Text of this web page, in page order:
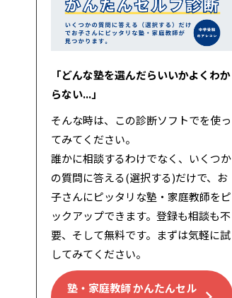
「どんな塾を選んだらいいかよくわか
らない...」
そんな時は、この診断ソフトでを使っ
てみてください。
誰かに相談するわけでなく、いくつか
の質問に答える(選択する)だけで、お
子さんにピッタリな塾・家庭教師をピ
ックアップできます。登録も相談も不
要、そして無料です。まずは気軽に試
してみてください。
塾・家庭教師 かんたんセル